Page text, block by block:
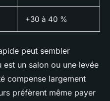
+30 à 40 %
peut sembler
est un salon ou une levée
compense largement
préfèrent même payer